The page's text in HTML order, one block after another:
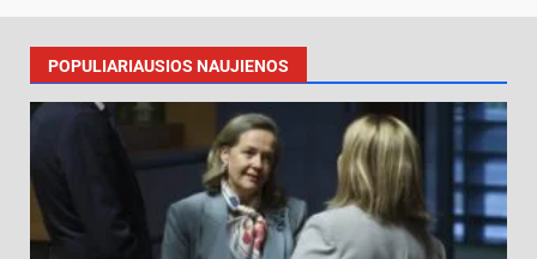
POPULIARIAUSIOS NAUJIENOS